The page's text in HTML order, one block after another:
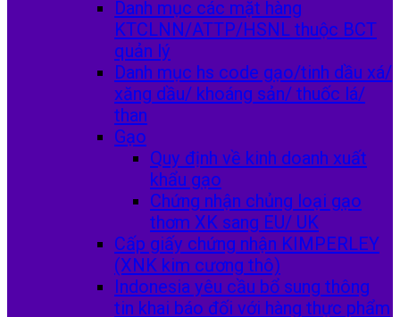
Danh mục các mặt hàng
KTCLNN/ATTP/HSNL thuộc BCT
quản lý
Danh mục hs code gạo/tinh dầu xá/
xăng dầu/ khoáng sản/ thuốc lá/
than
Gạo
Quy định về kinh doanh xuất
khẩu gạo
Chứng nhận chủng loại gạo
thơm XK sang EU/ UK
Cấp giấy chứng nhận KIMPERLEY
(XNK kim cương thô)
Indonesia yêu cầu bổ sung thông
tin khai báo đối với hàng thực phẩm